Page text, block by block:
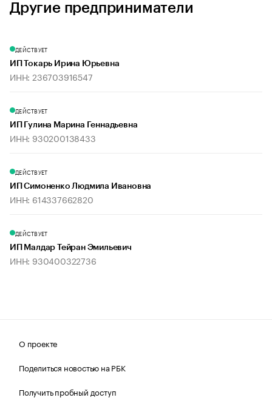
Другие предприниматели
ДЕЙСТВУЕТ
ИП Токарь Ирина Юрьевна
ИНН: 236703916547
ДЕЙСТВУЕТ
ИП Гулина Марина Геннадьевна
ИНН: 930200138433
ДЕЙСТВУЕТ
ИП Симоненко Людмила Ивановна
ИНН: 614337662820
ДЕЙСТВУЕТ
ИП Малдар Тейран Эмильевич
ИНН: 930400322736
О проекте
Поделиться новостью на РБК
Получить пробный доступ